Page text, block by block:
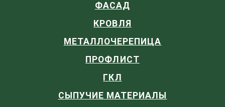
ФАСАД
КРОВЛЯ
МЕТАЛЛОЧЕРЕПИЦА
ПРОФЛИСТ
ГКЛ
СЫПУЧИЕ МАТЕРИАЛЫ